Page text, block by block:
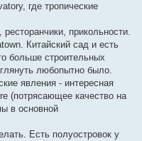
где тропические
прикольности.
Китайский сад и есть
больше строительных
любопытно было.
явления - интересная
(потрясающее качество на
в основной
Есть полуостровок у